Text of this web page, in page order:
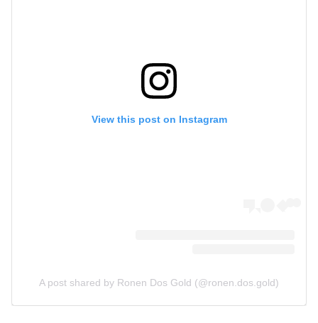
View this post on Instagram
A post shared by Ronen Dos Gold (@ronen.dos.gold)